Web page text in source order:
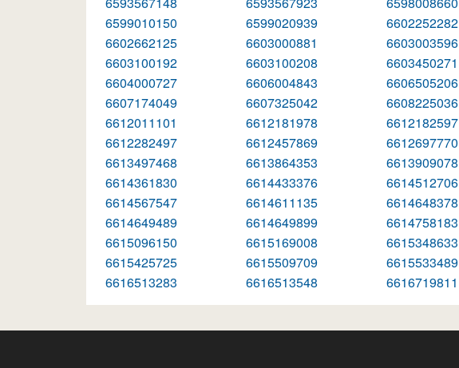
6599010150
6599020939 6602252282
6602662125
6603000881 6603003596
6603100192
6603100208 6603450271
6604000727
6606004843 6606505206
6607174049
6607325042 6608225036
6612011101
6612181978 6612182597
6612282497
6612457869 6612697770
6613497468
6613864353 6613909078
6614361830
6614433376 6614512706
6614567547
6614611135 6614648378
6614649489
6614649899 6614758183
6615096150
6615169008 6615348633
6615425725
6615509709 6615533489
6616513283
6616513548 6616719811